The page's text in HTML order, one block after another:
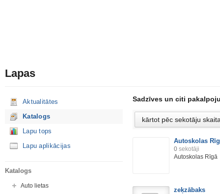
Lapas
Aktualitātes
Katalogs
Lapu tops
Lapu aplikācijas
Katalogs
Auto lietas
Sadzīves un citi
Autoskolas
0 sekotāji
Autoskolas Rīgā
zeķzābaks